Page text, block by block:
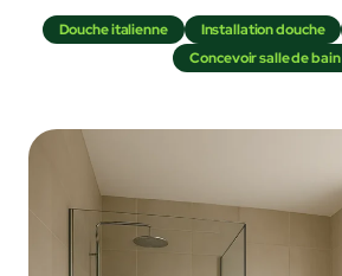
Douche italienne Installation douche
Concevoir salle de bain